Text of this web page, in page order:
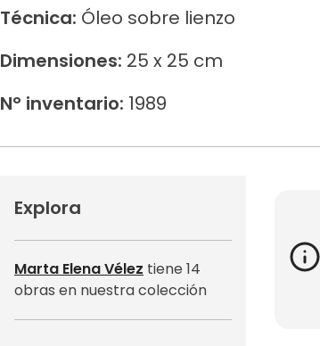
Técnica: Óleo sobre lienzo
Dimensiones: 25 x 25 cm
N° inventario: 1989
Explora
Marta Elena Vélez tiene 14
obras en nuestra colección